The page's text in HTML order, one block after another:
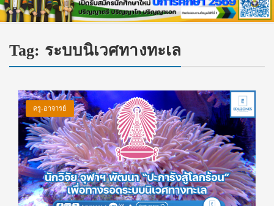
Tag: ระบบนิเวศทางทะเล
ครู-อาจารย์